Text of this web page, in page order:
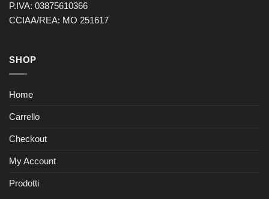
P.IVA: 03875610366
CCIAA/REA: MO 251617
SHOP
Home
Carrello
Checkout
My Account
Prodotti